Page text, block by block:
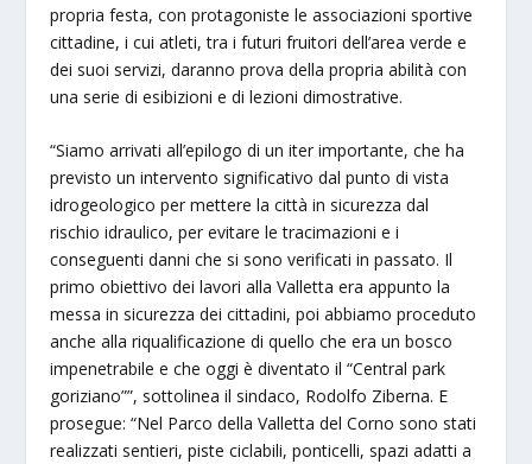
propria festa, con protagoniste le associazioni sportive
cittadine, i cui atleti, tra i futuri fruitori dell’area verde e
dei suoi servizi, daranno prova della propria abilità con
una serie di esibizioni e di lezioni dimostrative.
“Siamo arrivati all’epilogo di un iter importante, che ha
previsto un intervento significativo dal punto di vista
idrogeologico per mettere la città in sicurezza dal
rischio idraulico, per evitare le tracimazioni e i
conseguenti danni che si sono verificati in passato. Il
primo obiettivo dei lavori alla Valletta era appunto la
messa in sicurezza dei cittadini, poi abbiamo proceduto
anche alla riqualificazione di quello che era un bosco
impenetrabile e che oggi è diventato il “Central park
goriziano””, sottolinea il sindaco, Rodolfo Ziberna. E
prosegue: “Nel Parco della Valletta del Corno sono stati
realizzati sentieri, piste ciclabili, ponticelli, spazi adatti a